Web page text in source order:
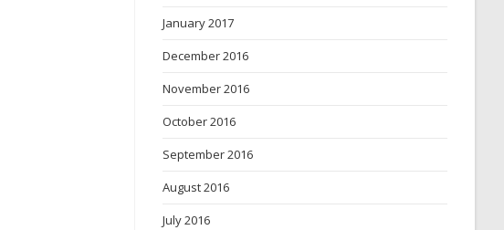
January 2017
December 2016
November 2016
October 2016
September 2016
August 2016
July 2016